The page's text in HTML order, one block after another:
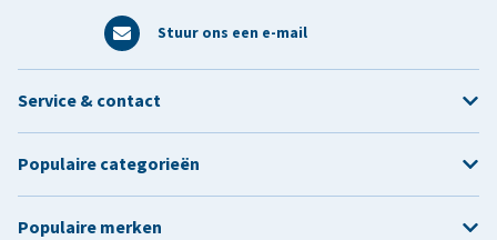
Stuur ons een e-mail
Service & contact
Populaire categorieën
Populaire merken